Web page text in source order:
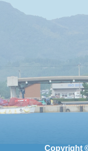
Copyright